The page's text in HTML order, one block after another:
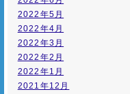
2022年5月
2022年4月
2022年3月
2022年2月
2022年1月
2021年12月